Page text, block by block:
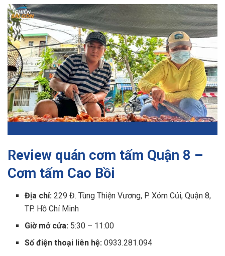
Review quán cơm tấm Quận 8 –
Cơm tấm Cao Bồi
Địa chỉ: 229 Đ. Tùng Thiện Vương, P. Xóm Củi, Quận 8,
TP. Hồ Chí Minh
Giờ mở cửa: 5:30 – 11:00
Số điện thoại liên hệ:0933.281.094